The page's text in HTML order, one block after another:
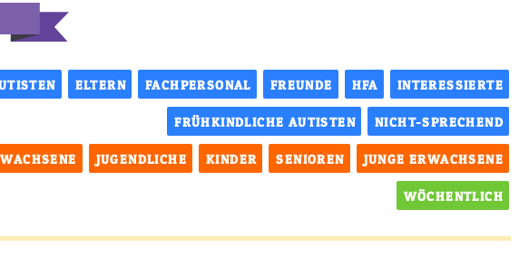
ELTERN FACHPERSONAL FREUNDE HFA INTERESSIERTE
FRÜHKINDLICHE AUTISTEN NICHT-SPRECHEND
JUGENDLICHE KINDER SENIOREN JUNGE ERWACHSENE
WÖCHENTLICH